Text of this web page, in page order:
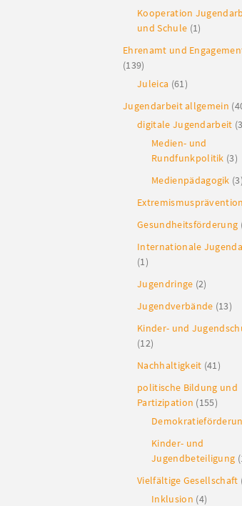
Kooperation
und Schule (1)
Ehrenamt und
(139)
Juleica (61)
Jugendarbeit allgemein
digitale Jugendarbeit
Medien- und
Rundfunkpolitik (3)
Medienpädagogik (3)
Extremismusprävention
Gesundheitsförderung
Internationale
(1)
Jugendringe (2)
Jugendverbände (13)
Kinder- und
(12)
Nachhaltigkeit (41)
politische Bildung und
Partizipation (155)
Kinder- und
Jugendbeteiligung
Vielfältige Gesellschaft
Inklusion (4)